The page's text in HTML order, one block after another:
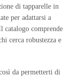
di tapparelle in
per adattarsi a
comprende
cerca robustezza e
da permetterti di